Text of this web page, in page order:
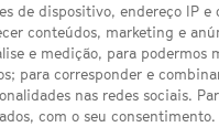
de dispositivo, endereço IP e
conteúdos, marketing e
e medição, para podermos
para corresponder e
nas redes sociais.
com o seu